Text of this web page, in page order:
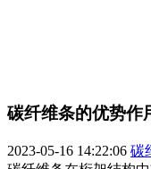
碳纤维条的优势作
2023-05-16 14:22:06 碳